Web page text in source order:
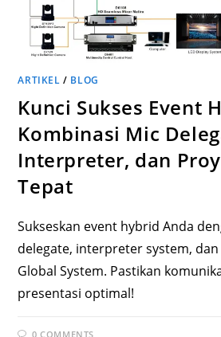
ARTIKEL / BLOG
Kunci Sukses Event
Kombinasi Mic
Interpreter, dan
Tepat
Sukseskan event hybrid Anda
delegate, interpreter system,
Global System. Pastikan
presentasi optimal!
0 COMMENTS